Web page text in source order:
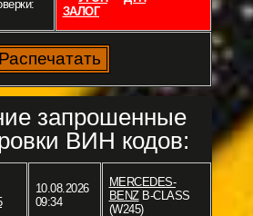
ЗАЛОГ
запрошенные
ВИН кодов:
10.08.2026
09:34
MERCEDES-
BENZB-CLASS
(W245)